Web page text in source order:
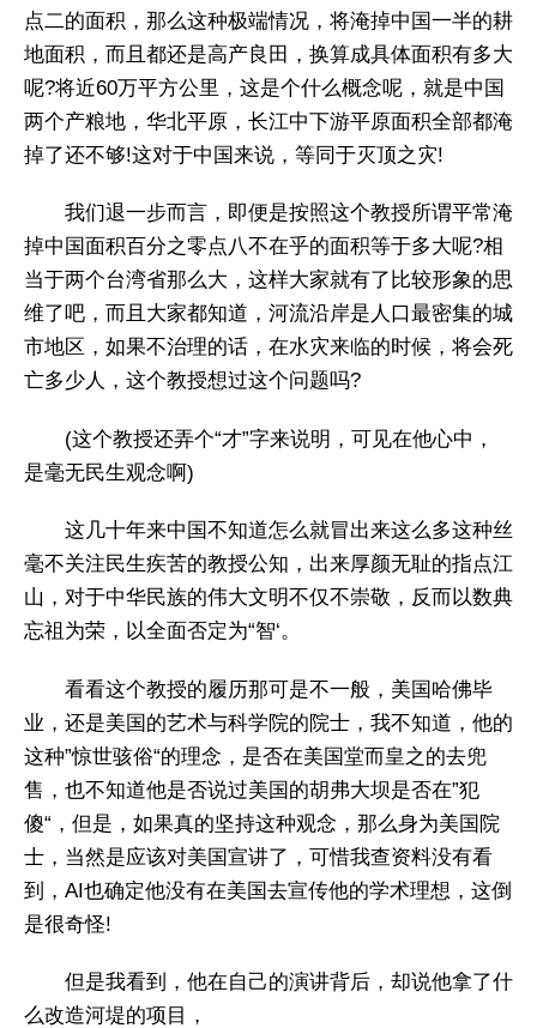
点二的面积，那么这种极端情况，将淹掉中国一半的耕
地面积，而且都还是高产良田，换算成具体面积有多大
呢?将近60万平方公里，这是个什么概念呢，就是中国
两个产粮地，华北平原，长江中下游平原面积全部都淹
掉了还不够!这对于中国来说，等同于灭顶之灾!
我们退一步而言，即便是按照这个教授所谓平常淹
掉中国面积百分之零点八不在乎的面积等于多大呢?相
当于两个台湾省那么大，这样大家就有了比较形象的思
维了吧，而且大家都知道，河流沿岸是人口最密集的城
市地区，如果不治理的话，在水灾来临的时候，将会死
亡多少人，这个教授想过这个问题吗?
(这个教授还弄个“才”字来说明，可见在他心中，
是毫无民生观念啊)
这几十年来中国不知道怎么就冒出来这么多这种丝
毫不关注民生疾苦的教授公知，出来厚颜无耻的指点江
山，对于中华民族的伟大文明不仅不崇敬，反而以数典
忘祖为荣，以全面否定为“智‘。
看看这个教授的履历那可是不一般，美国哈佛毕
业，还是美国的艺术与科学院的院士，我不知道，他的
这种”惊世骇俗“的理念，是否在美国堂而皇之的去兜
售，也不知道他是否说过美国的胡弗大坝是否在”犯
傻“，但是，如果真的坚持这种观念，那么身为美国院
士，当然是应该对美国宣讲了，可惜我查资料没有看
到，AI也确定他没有在美国去宣传他的学术理想，这倒
是很奇怪!
但是我看到，他在自己的演讲背后，却说他拿了什
么改造河堤的项目，